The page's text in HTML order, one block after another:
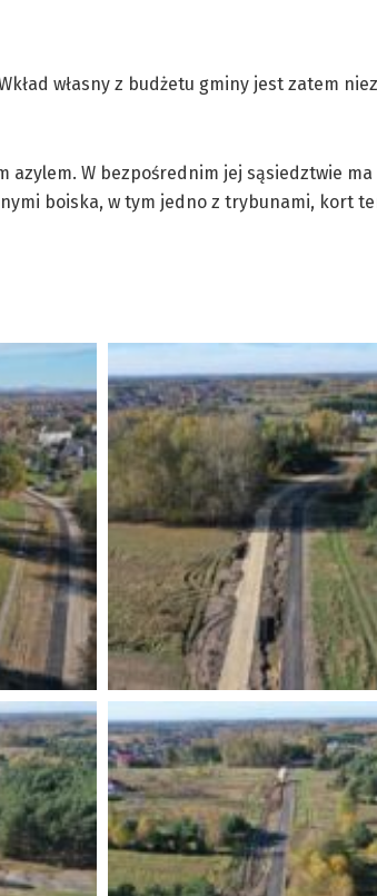
własny z budżetu gminy jest zatem
W bezpośrednim jej sąsiedztwie ma
boiska, w tym jedno z trybunami, kort